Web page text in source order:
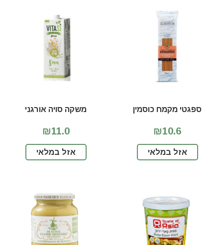
ספגטי מקמח כוסמין
₪10.6
אזל במלאי
משקה סויה אורגני
₪11.0
אזל במלאי